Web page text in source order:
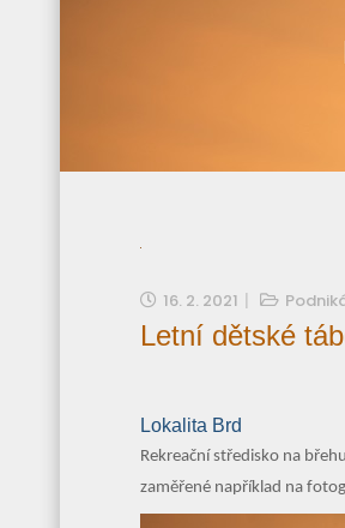
16. 2. 2021
Letní dětské
Lokalita Brd
Rekreační středisko na
zaměřené například na